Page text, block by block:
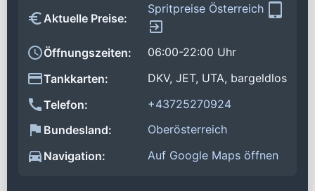
Aktuelle Preise:
Spritpreise Österreich
Öffnungszeiten:
06:00-22:00 Uhr
Tankkarten:
DKV, JET, UTA, bargeldlos
Telefon:
+43725270924
Bundesland:
Oberösterreich
Navigation:
Auf Google Maps öffnen